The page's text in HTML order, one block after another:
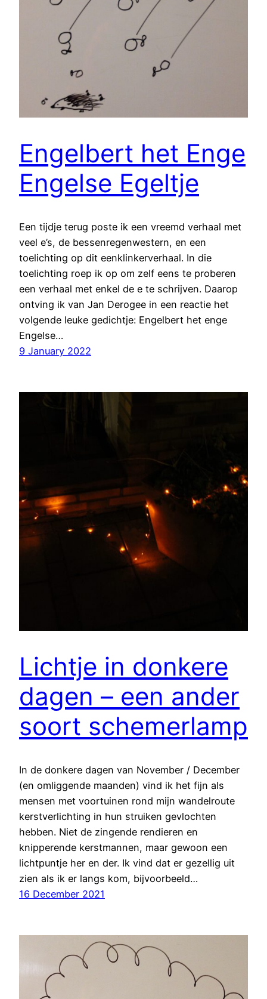
Engelbert het Enge
Engelse Egeltje
Een tijdje terug poste ik een vreemd verhaal met
veel e’s, de bessenregenwestern, en een
toelichting op dit eenklinkerverhaal. In die
toelichting roep ik op om zelf eens te proberen
een verhaal met enkel de e te schrijven. Daarop
ontving ik van Jan Derogee in een reactie het
volgende leuke gedichtje: Engelbert het enge
Engelse…
9 January 2022
Lichtje in donkere
dagen – een ander
soort schemerlamp
In de donkere dagen van November / December
(en omliggende maanden) vind ik het fijn als
mensen met voortuinen rond mijn wandelroute
kerstverlichting in hun struiken gevlochten
hebben. Niet de zingende rendieren en
knipperende kerstmannen, maar gewoon een
lichtpuntje her en der. Ik vind dat er gezellig uit
zien als ik er langs kom, bijvoorbeeld…
16 December 2021